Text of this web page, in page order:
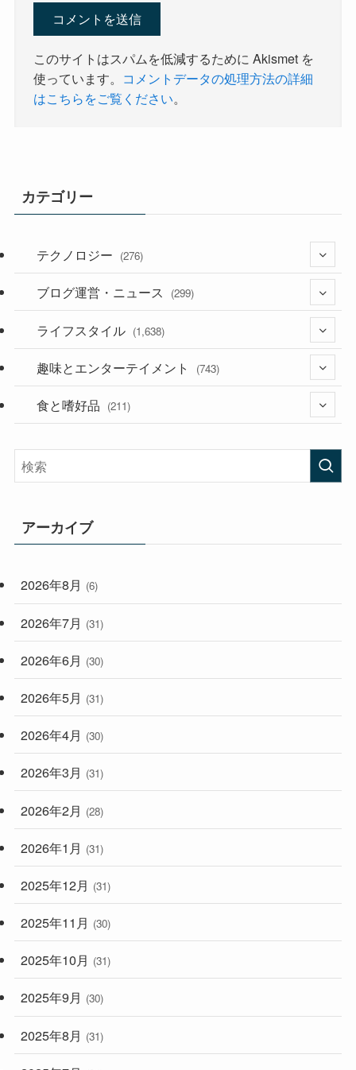
このサイトはスパムを低減するために Akismet を
使っています。 コメントデータの処理方法の詳細
はこちらをご覧ください。
カテゴリー
テクノロジー (276)
(36)
(187)
ブログ運営・ニュース (299)
(118)
(181)
ライフスタイル (1,638)
(394)
(282)
(33)
(248)
趣味とエンターテイメント (743)
(56)
食と嗜好品 (211)
アーカイブ
2026年8月 (6)
2026年7月 (31)
2026年6月 (30)
2026年5月 (31)
2026年4月 (30)
2026年3月 (31)
2026年2月 (28)
2026年1月 (31)
2025年12月 (31)
2025年11月 (30)
2025年10月 (31)
2025年9月 (30)
2025年8月 (31)